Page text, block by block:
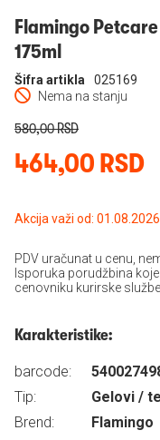
Flamingo
175ml
Nema na stanju
Šifra artikla 025169
464,00 RSD
580,00 RSD
Akcija važi od:
PDV uračunat u cenu,
Isporuka porudžbina
cenovniku kurirske službe.
Karakteristike:
barcode:
Tip:
Gelovi /
Brend:
Flamingo